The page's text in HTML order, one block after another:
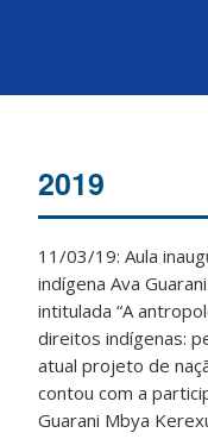
2019
11/03/19: Aula
indígena Ava
intitulada “A
direitos indígenas:
atual projeto de
contou com a
Guarani Mbya